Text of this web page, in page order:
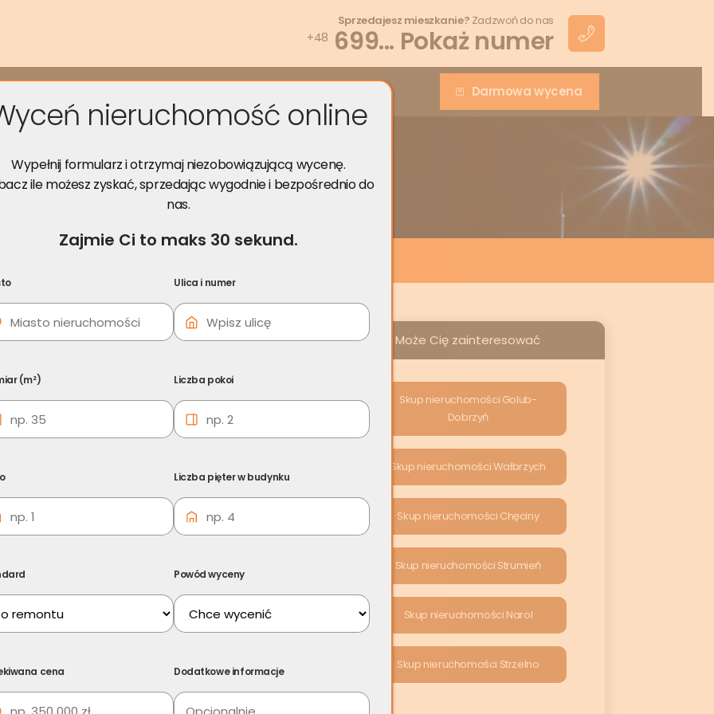
Sprzedajesz mieszkanie? Zadzwoń do nas
+48 699... Pokaż numer
problem Wyceń za darmo Opinie Poradnik Kontakt Darmowa wycena
Wojkowice
Może Cię zainteresować
Skup nieruchomości Golub-
Dobrzyń
Skup nieruchomości Wałbrzych
Skup nieruchomości Chęciny
Skup nieruchomości Strumień
Skup nieruchomości Narol
Skup nieruchomości Strzelno
nieruchomość online
Wypełnij formularz i otrzymaj niezobowiązującą wycenę.
ile możesz zyskać, sprzedając wygodnie i bezpośrednio do
nas.
Zajmie Ci to maks 30 sekund.
Ulica i numer
(m²) Liczba pokoi
Liczba pięter w budynku
Powód wyceny
cena Dodatkowe informacje